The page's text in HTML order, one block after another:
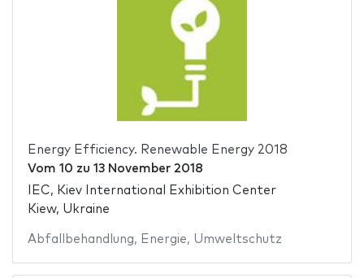
Energy Efficiency. Renewable Energy 2018
Vom 10 zu 13 November 2018
IEC, Kiev International Exhibition Center
Kiew, Ukraine
Abfallbehandlung, Energie, Umweltschutz